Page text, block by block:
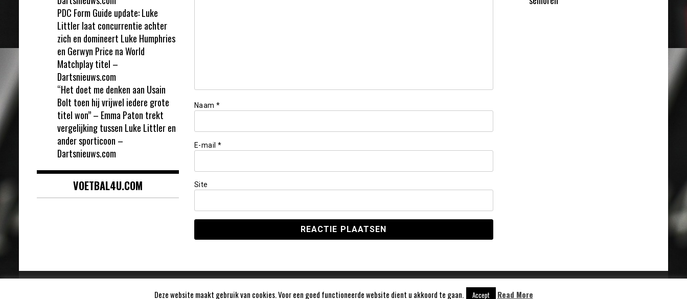
Naam *
E-mail *
Site
PDC Form Guide update: Luke
Littler laat concurrentie achter
zich en domineert Luke Humphries
en Gerwyn Price na World
Matchplay titel –
Dartsnieuws.com
“Het doet me denken aan Usain
Bolt toen hij vrijwel iedere grote
titel won” – Emma Paton trekt
vergelijking tussen Luke Littler en
ander sporticoon –
Dartsnieuws.com
VOETBAL4U.COM
Deze website maakt gebruik van cookies. Voor een goed functioneerde website dient u akkoord te gaan. Accept Read More